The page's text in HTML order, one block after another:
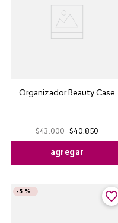
Organizador Beauty Case
$43.000 $40.850
agregar
-5 %